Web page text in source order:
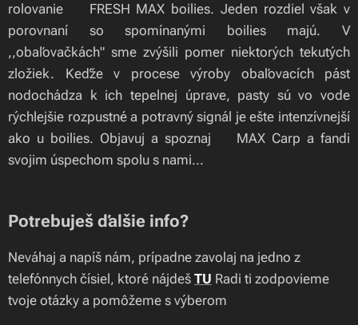
rolovanie 🍃FRESH MAX boilies. Jeden rozdiel však v
porovnaní so spomínanými boilies majú. V
,,obaľovačkách" sme zvýšili pomer niektorých tekutých
zložiek. Keďže v procese výroby obaľovacích pást
nodochádza k ich tepelnej úprave, pasty sú vo vode
rýchlejšie rozpustné a potravný signál je ešte intenzívnejší
ako u boilies. Objavuj a spoznaj 🍃MAX Carp a fandi
svojim úspechom spolu s nami...
Potrebuješ ďalšie info?
Neváhaj a napíš nám, prípadne zavolaj na jedno z
telefónnych čísiel, ktoré nájdeš TU Radi ti zodpovieme
tvoje otázky a pomôžeme s výberom